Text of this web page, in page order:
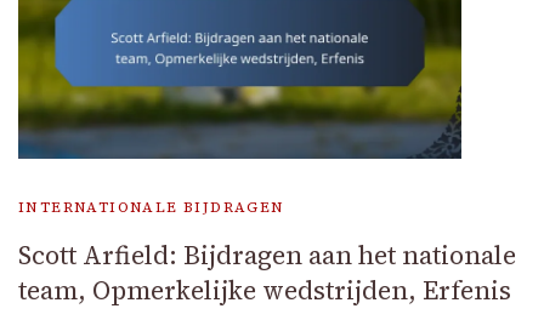
INTERNATIONALE BIJDRAGEN
Scott Arfield: Bijdragen aan het nationale
team, Opmerkelijke wedstrijden, Erfenis